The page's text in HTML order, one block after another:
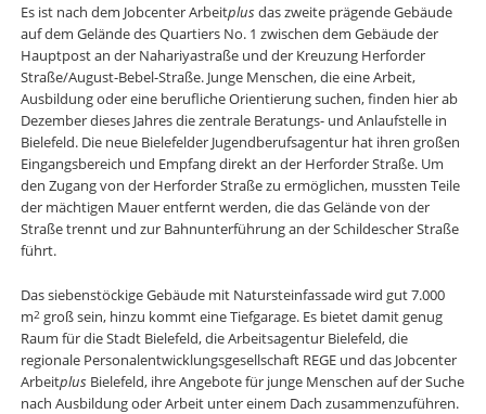
Es ist nach dem Jobcenter Arbeitplusdas zweite prägende Gebäude
auf dem Gelände des Quartiers No. 1 zwischen dem Gebäude der
Hauptpost an der Nahariyastraße und der Kreuzung Herforder
Straße/August-Bebel-Straße. Junge Menschen, die eine Arbeit,
Ausbildung oder eine berufliche Orientierung suchen, finden hier ab
Dezember dieses Jahres die zentrale Beratungs- und Anlaufstelle in
Bielefeld. Die neue Bielefelder Jugendberufsagentur hat ihren großen
Eingangsbereich und Empfang direkt an der Herforder Straße. Um
den Zugang von der Herforder Straße zu ermöglichen, mussten Teile
der mächtigen Mauer entfernt werden, die das Gelände von der
Straße trennt und zur Bahnunterführung an der Schildescher Straße
führt.
Das siebenstöckige Gebäude mit Natursteinfassade wird gut 7.000
m2groß sein, hinzu kommt eine Tiefgarage. Es bietet damit genug
Raum für die Stadt Bielefeld, die Arbeitsagentur Bielefeld, die
regionale Personalentwicklungsgesellschaft REGE und das Jobcenter
ArbeitplusBielefeld, ihre Angebote für junge Menschen auf der Suche
nach Ausbildung oder Arbeit unter einem Dach zusammenzuführen.